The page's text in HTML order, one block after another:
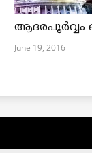
June 19, 2016